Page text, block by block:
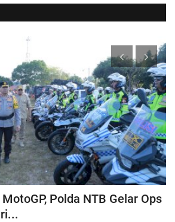
Polda NTB Gelar Ops